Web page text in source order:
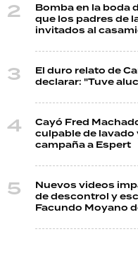
Bomba en la boda
que los padres de
invitados al
El duro relato de
declarar: "Tuve
Cayó Fred
culpable de lavado
campaña a Espert
Nuevos videos
de descontrol y
Facundo Moyano